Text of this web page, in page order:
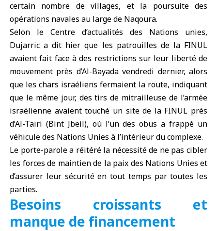
certain nombre de villages, et la poursuite des
opérations navales au large de Naqoura.
Selon le Centre d’actualités des Nations unies,
Dujarric a dit hier que les patrouilles de la FINUL
avaient fait face à des restrictions sur leur liberté de
mouvement près d’Al-Bayada vendredi dernier, alors
que les chars israéliens fermaient la route, indiquant
que le même jour, des tirs de mitrailleuse de l’armée
israélienne avaient touché un site de la FINUL près
d’Al-Taïri (Bint Jbeil), où l’un des obus a frappé un
véhicule des Nations Unies à l’intérieur du complexe.
Le porte-parole a réitéré la nécessité de ne pas cibler
les forces de maintien de la paix des Nations Unies et
d’assurer leur sécurité en tout temps par toutes les
parties.
Besoins croissants et
manque de financement